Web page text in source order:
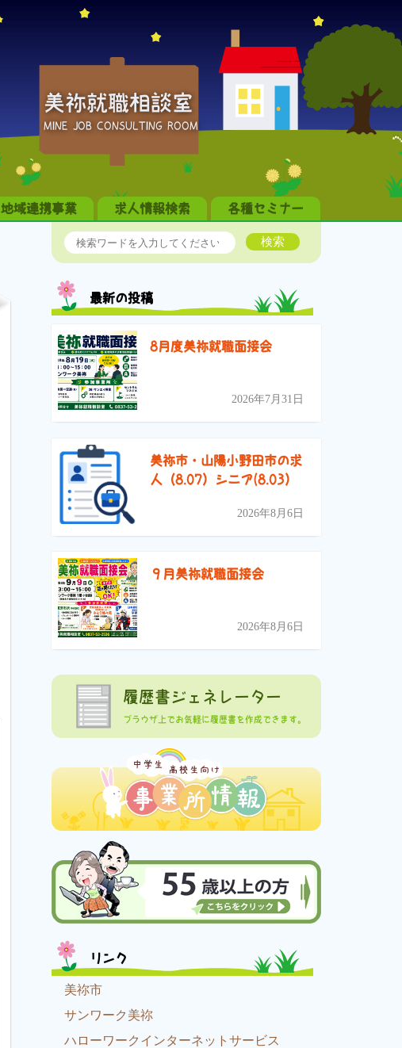
美祢就職相談室
MINE JOB CONSULTING ROOM
地域連携事業 求人情報検索 各種セミナー
検索
最新の投稿
8月度美祢就職面接会
2026年7月31日
美祢市・山陽小野田市の求
人（8.07）シニア(8.03）
2026年8月6日
９月美祢就職面接会
2026年8月6日
履歴書ジェネレーター
ブラウザ上でお気軽に履歴書を作成できます。
リンク
美祢市
サンワーク美祢
ハローワークインターネットサービス